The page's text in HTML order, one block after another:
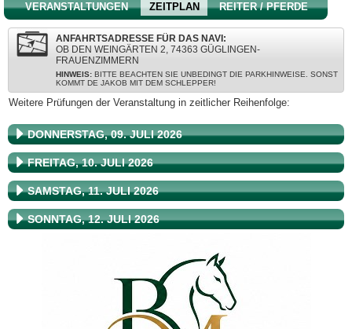
VERANSTALTUNGEN ZEITPLAN REITER / PFERDE
ANFAHRTSADRESSE FÜR DAS NAVI:
OB DEN WEINGÄRTEN 2, 74363 GÜGLINGEN-
FRAUENZIMMERN
HINWEIS: BITTE BEACHTEN SIE UNBEDINGT DIE PARKHINWEISE. SONST
KOMMT DE JAKOB MIT DEM SCHLEPPER!
Weitere Prüfungen der Veranstaltung in zeitlicher Reihenfolge:
DONNERSTAG, 09. JULI 2026
FREITAG, 10. JULI 2026
SAMSTAG, 11. JULI 2026
SONNTAG, 12. JULI 2026